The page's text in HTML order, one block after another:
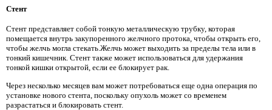
Стент
Стент представляет собой тонкую металлическую трубку, которая
помещается внутрь закупоренного желчного протока, чтобы открыть его,
чтобы желчь могла стекать.Желчь может выходить за пределы тела или в
тонкий кишечник. Стент также может использоваться для удержания
тонкой кишки открытой, если ее блокирует рак.
Через несколько месяцев вам может потребоваться еще одна операция по
установке нового стента, поскольку опухоль может со временем
разрастаться и блокировать стент.